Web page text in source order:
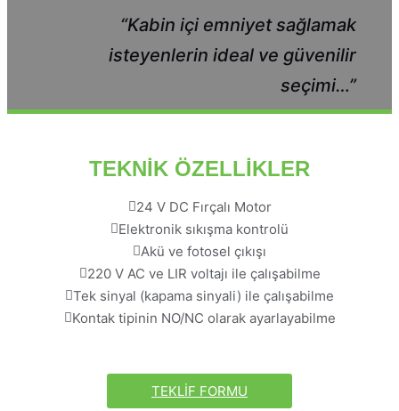
“Kabin içi emniyet sağlamak
isteyenlerin ideal ve güvenilir
seçimi…”
TEKNİK ÖZELLİKLER
24 V DC Fırçalı Motor
Elektronik sıkışma kontrolü
Akü ve fotosel çıkışı
220 V AC ve LIR voltajı ile çalışabilme
Tek sinyal (kapama sinyali) ile çalışabilme
Kontak tipinin NO/NC olarak ayarlayabilme
TEKLİF FORMU